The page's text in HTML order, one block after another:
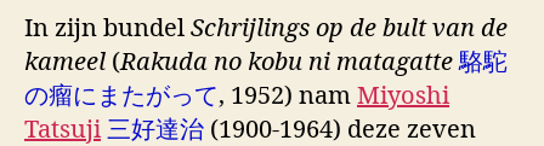
In zijn bundel Schrijlings op de bult van de
kameel (Rakuda no kobu ni matagatte 駱駝
の瘤にまたがって, 1952) nam Miyoshi
Tatsuji 三好達治 (1900-1964) deze zeven